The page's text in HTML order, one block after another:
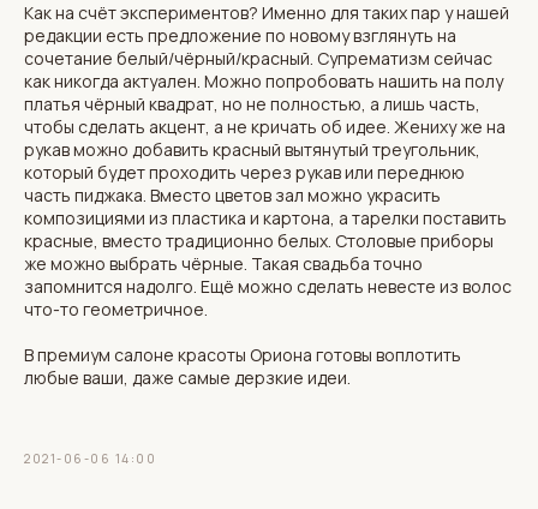
Как на счёт экспериментов? Именно для таких пар у нашей
редакции есть предложение по новому взглянуть на
сочетание белый/чёрный/красный. Супрематизм сейчас
как никогда актуален. Можно попробовать нашить на полу
платья чёрный квадрат, но не полностью, а лишь часть,
чтобы сделать акцент, а не кричать об идее. Жениху же на
рукав можно добавить красный вытянутый треугольник,
который будет проходить через рукав или переднюю
часть пиджака. Вместо цветов зал можно украсить
композициями из пластика и картона, а тарелки поставить
красные, вместо традиционно белых. Столовые приборы
же можно выбрать чёрные. Такая свадьба точно
запомнится надолго. Ещё можно сделать невесте из волос
что-то геометричное.
В премиум салоне красоты Ориона готовы воплотить
любые ваши, даже самые дерзкие идеи.
2021-06-06 14:00